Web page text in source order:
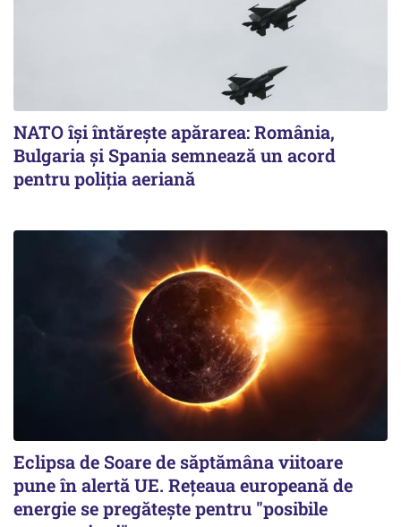
NATO își întărește apărarea: România,
Bulgaria și Spania semnează un acord
pentru poliția aeriană
Eclipsa de Soare de săptămâna viitoare
pune în alertă UE. Rețeaua europeană de
energie se pregătește pentru "posibile